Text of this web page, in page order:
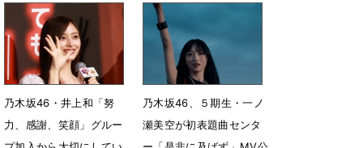
7月19日 19時01分 7月8日 09時29分
乃木坂46・井上和「努
力、感謝、笑顔」グルー
乃木坂46、５期生・一ノ
瀬美空が初表題曲センタ